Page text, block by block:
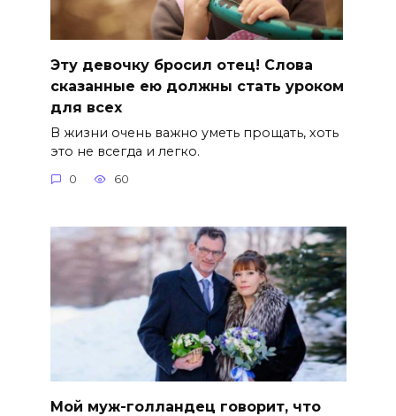
Эту девочку бросил отец! Слова
сказанные ею должны стать уроком
для всех
В жизни очень важно уметь прощать, хоть
это не всегда и легко.
0 60
Мой муж-голландец говорит, что